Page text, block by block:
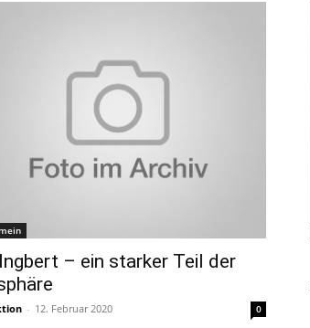
– ein starker Teil der
- 12. Februar 2020 0